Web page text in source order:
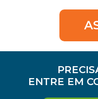
ENTRE EM